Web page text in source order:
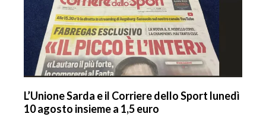
L’Unione Sarda e il Corriere dello Sport lunedì
10 agosto insieme a 1,5 euro